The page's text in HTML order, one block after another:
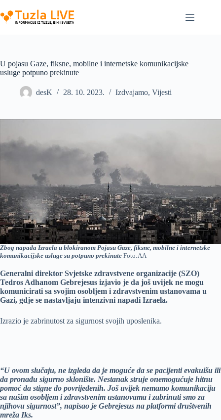
to
content
U pojasu Gaze, fiksne, mobilne i internetske komunikacijske
usluge potpuno prekinute
desK 28. 10. 2023. Izdvajamo, Vijesti
Zbog napada Izraela u blokiranom Pojasu Gaze, fiksne, mobilne i internetske
komunikacijske usluge su potpuno prekinute Foto:AA
Generalni direktor Svjetske zdravstvene organizacije (SZO)
Tedros Adhanom Gebrejesus izjavio je da još uvijek ne mogu
komunicirati sa svojim osobljem i zdravstvenim ustanovama u
Gazi, gdje se nastavljaju intenzivni napadi Izraela.
Izrazio je zabrinutost za sigurnost svojih uposlenika.
“U ovom slučaju, ne izgleda da je moguće da se pacijenti evakuišu ili
da pronađu sigurno sklonište. Nestanak struje onemogućuje hitnu
pomoć da stigne do povrijeđenih. Još uvijek nemamo komunikaciju
sa našim osobljem i zdravstvenim ustanovama i zabrinuti smo za
njihovu sigurnost”, napisao je Gebrejesus na platformi društvenih
mreža Iks.